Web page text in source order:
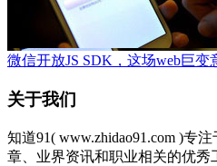
微信开放JS SDK，这场web巨变
关于我们
知道91( www.zhidao91.com )专
章、业界资讯和职业相关的优秀